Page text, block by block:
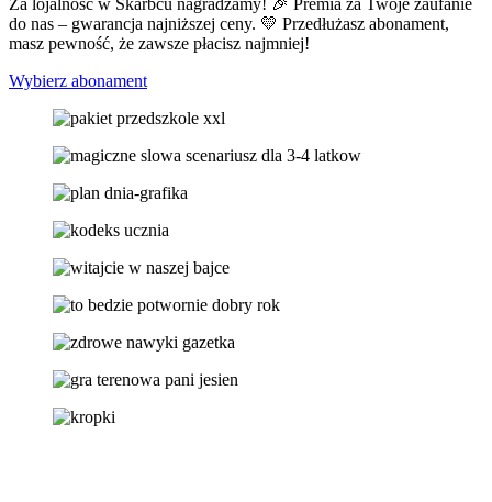
do nas – gwarancja najniższej ceny. 💛 Przedłużasz abonament,
masz pewność, że zawsze płacisz najmniej!
Wybierz abonament